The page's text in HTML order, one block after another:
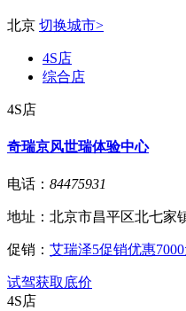
北京 切换城市>
4S店
综合店
4S店
奇瑞京风世瑞体验中心
电话： 84475931
地址： 北京市昌平区北七家
促销： 艾瑞泽5促销优惠
试驾获取底价
4S店